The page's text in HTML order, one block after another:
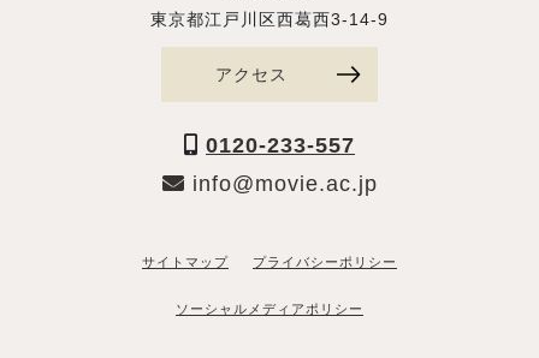
東京都江戸川区西葛西3-14-9
アクセス
0120-233-557
info@movie.ac.jp
サイトマップ プライバシーポリシー
ソーシャルメディアポリシー